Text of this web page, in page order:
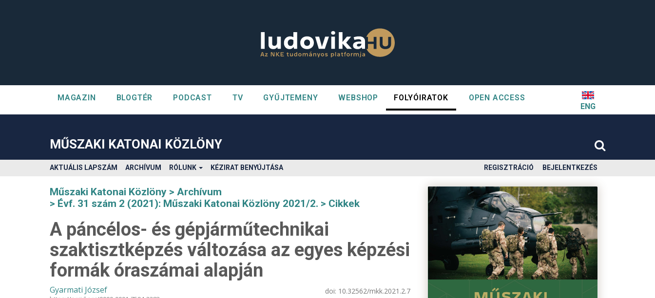
##plugins.themes.bootstrap3.accessible_menu.label##
##plugins.themes.bootstrap3.accessible_menu.main_content##
##plugins.themes.bootstrap3.accessible_menu.sidebar##
MAGAZIN BLOGTÉR PODCAST TV GYŰJTEMENY WEBSHOP FOLYÓIRATOK
OPEN ACCESS
ENG
MŰSZAKI KATONAI KÖZLÖNY
AKTUÁLIS LAPSZÁM ARCHÍVUM RÓLUNK KÉZIRAT BENYÚJTÁSA REGISZTRÁCIÓ BEJELENTKEZÉS
Műszaki Katonai Közlöny
Archívum
Évf. 31 szám 2 (2021): Műszaki Katonai Közlöny 2021/2.
Cikkek
A páncélos- és gépjárműtechnikai
szaktisztképzés változása az egyes képzési
formák óraszámai alapján
Gyarmati József doi: 10.32562/mkk.2021.2.7